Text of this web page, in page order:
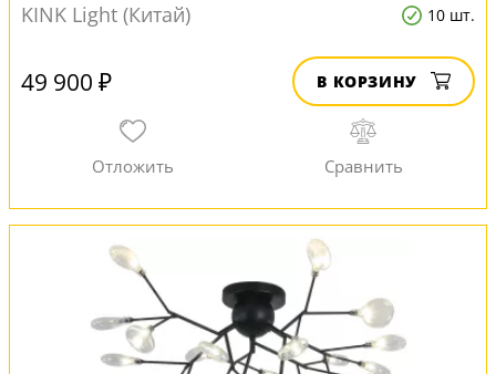
KINK Light (Китай) 10 шт.
49 900 ₽ В КОРЗИНУ